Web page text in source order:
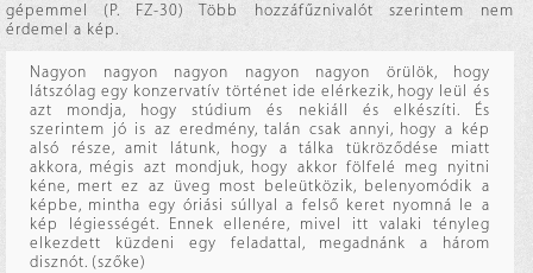
gépemmel (P. FZ-30) Több hozzáfűznivalót szerintem nem
érdemel a kép.
Nagyon nagyon nagyon nagyon nagyon örülök, hogy
látszólag egy konzervatív történet ide elérkezik, hogy leül és
azt mondja, hogy stúdium és nekiáll és elkészíti. És
szerintem jó is az eredmény, talán csak annyi, hogy a kép
alsó része, amit látunk, hogy a tálka tükröződése miatt
akkora, mégis azt mondjuk, hogy akkor fölfelé meg nyitni
kéne, mert ez az üveg most beleütközik, belenyomódik a
képbe, mintha egy óriási súllyal a felső keret nyomná le a
kép légiességét. Ennek ellenére, mivel itt valaki tényleg
elkezdett küzdeni egy feladattal, megadnánk a három
disznót. (szőke)